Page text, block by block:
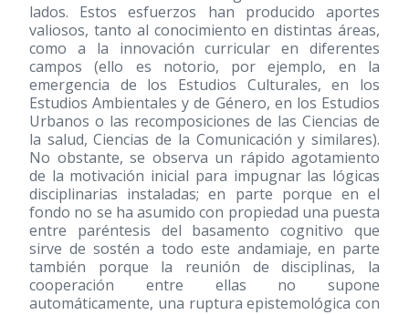
lados. Estos esfuerzos han producido aportes
valiosos, tanto al conocimiento en distintas áreas,
como a la innovación curricular en diferentes
campos (ello es notorio, por ejemplo, en la
emergencia de los Estudios Culturales, en los
Estudios Ambientales y de Género, en los Estudios
Urbanos o las recomposiciones de las Ciencias de
la salud, Ciencias de la Comunicación y similares).
No obstante, se observa un rápido agotamiento
de la motivación inicial para impugnar las lógicas
disciplinarias instaladas; en parte porque en el
fondo no se ha asumido con propiedad una puesta
entre paréntesis del basamento cognitivo que
sirve de sostén a todo este andamiaje, en parte
también porque la reunión de disciplinas, la
cooperación entre ellas no supone
automáticamente, una ruptura epistemológica con